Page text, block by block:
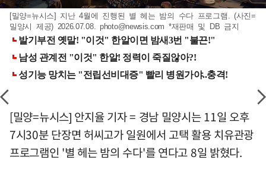
[밀양=뉴시스] 지난 4월에 진행된 별 헤는 밤의 수다 프로그램. (사진=
밀양시 제공) 2026.07.08. photo@newsis.com *재판매 및 DB 금지
[밀양=뉴시스] 안지율 기자 = 경남 밀양시는 11일 오후
7시30분 단장면 허씨고가 일원에서 고택 활용 치유관광
프로그램인 '별 헤는 밤의 수다'를 연다고 8일 밝혔다.